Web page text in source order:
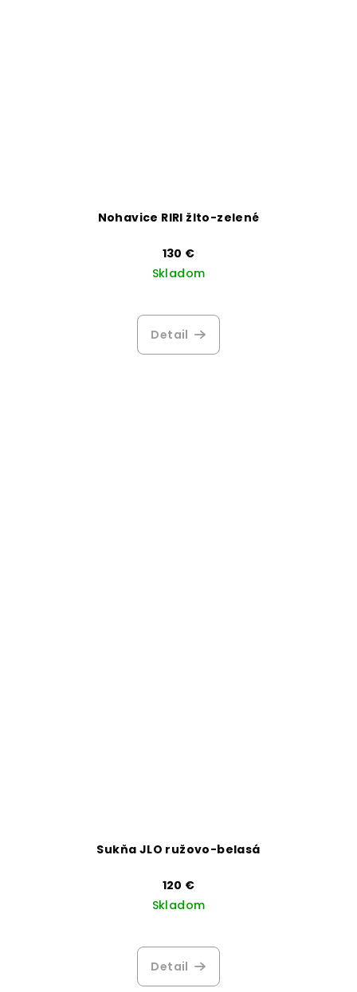
Nohavice RIRI žlto-zelené
130 €
Skladom
Detail
Sukňa JLO ružovo-belasá
120 €
Skladom
Detail